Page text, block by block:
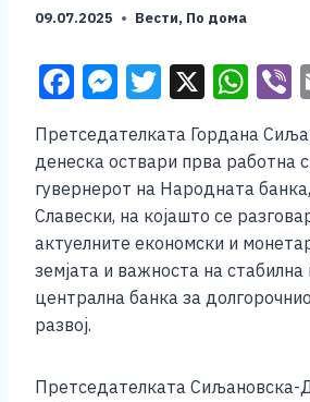
09.07.2025 Вести, По дома
F
c
e
b
o
o
k
M
ss
e
n
g
er
T
wi
tt
er
X W
h
at
s
A
p
p
Претседателката Гордана
денеска оствари прва работна
гувернерот на Народната
Славески, на којашто се
актуелните економски и
земјата и важноста на стабилна
централна банка за
развој.
Претседателката Сиљановска-